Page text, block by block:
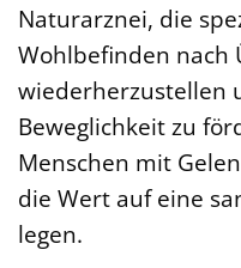
Naturarznei, die
Wohlbefinden nach
wiederherzustellen
Beweglichkeit zu
Menschen mit
die Wert auf eine
legen.